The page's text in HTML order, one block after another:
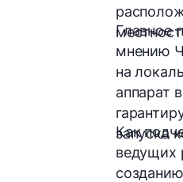
Главное
мнению
на
аппарат
запуска
Как
ведущих